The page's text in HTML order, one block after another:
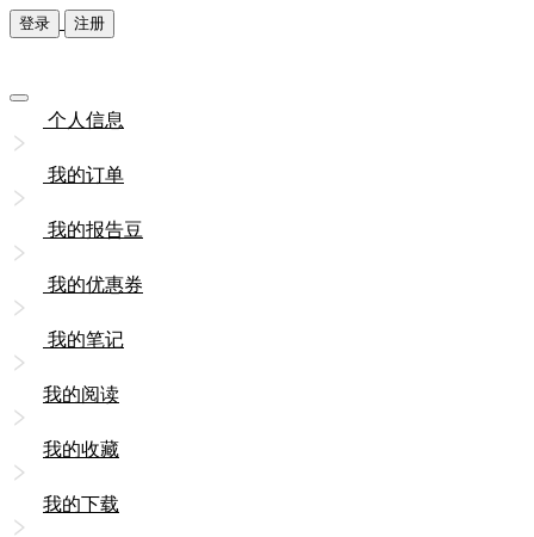
登录 注册
个人信息
我的订单
我的报告豆
我的优惠券
我的笔记
我的阅读
我的收藏
我的下载